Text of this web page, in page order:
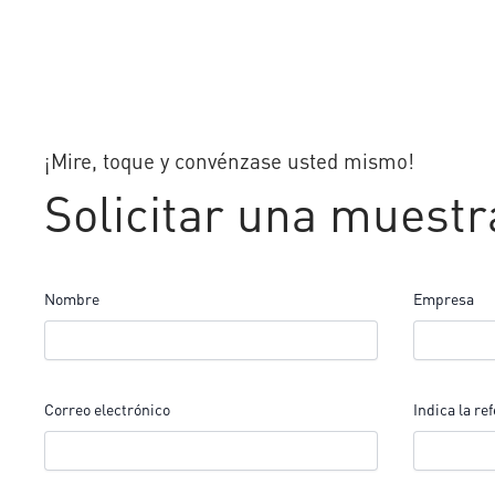
¡Mire, toque y convénzase usted mismo!
Solicitar una
Nombre Empresa
Correo electrónico Indica la